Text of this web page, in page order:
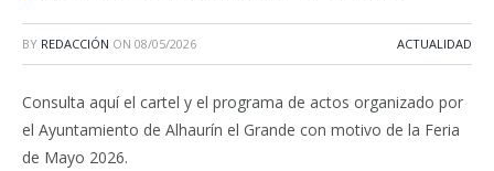
BY REDACCIÓN ON 08/05/2026 ACTUALIDAD
Consulta aquí el cartel y el programa de actos organizado por
el Ayuntamiento de Alhaurín el Grande con motivo de la Feria
de Mayo 2026.